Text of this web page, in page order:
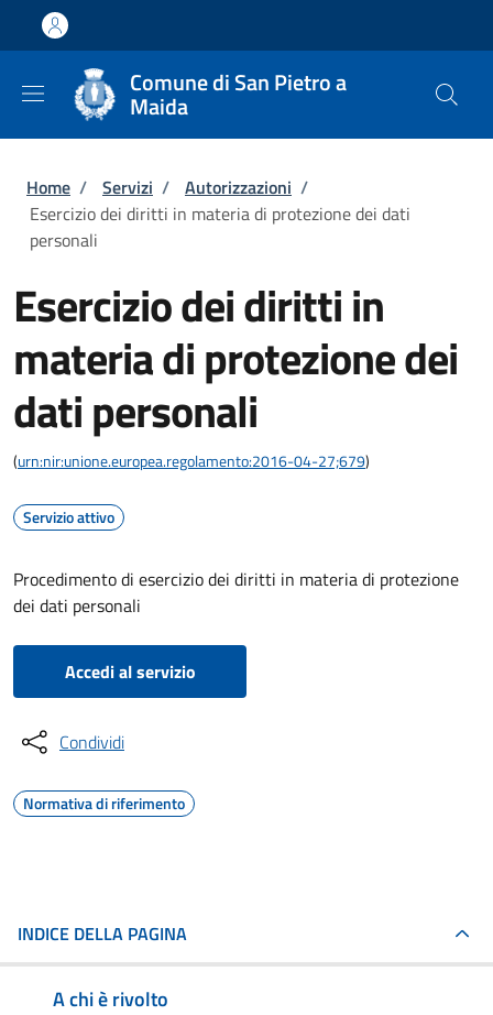
Salta al contenuto principale
Skip to footer content
Comune di San Pietro a
Maida
Briciole di pane
Home / Servizi / Autorizzazioni /
Esercizio dei diritti in materia di protezione dei dati
personali
Esercizio dei diritti in
materia di protezione dei
dati personali
(urn:nir:unione.europea.regolamento:2016-04-27;679)
Servizio attivo
Procedimento di esercizio dei diritti in materia di protezione
dei dati personali
Accedi al servizio
Condividi
Normativa di riferimento
INDICE DELLA PAGINA
A chi è rivolto